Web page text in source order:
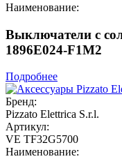
Наименование:
Выключатели с
1896E024-F1M2
Подробнее
Бренд:
Pizzato Elettrica S.r.l.
Артикул:
VE TF32G5700
Наименование: